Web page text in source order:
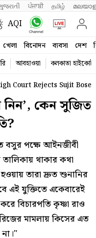
ਪੰਜਾਬੀ தமிழ்
AQI
খেলা বিনোদন ব্যবসা দেশ
আবহাওয়া
কলকাতা হাইকোর্ট
Court Rejects Sujit
কেন সুজিত
পক্ষে আইনজীবী
থাকার কথা
তারা দ্রুত শুনানির
এই যুক্তিতে একেবারেই
বিচারপতি কৃষ্ণা রাও
মামলায় কিসের এত